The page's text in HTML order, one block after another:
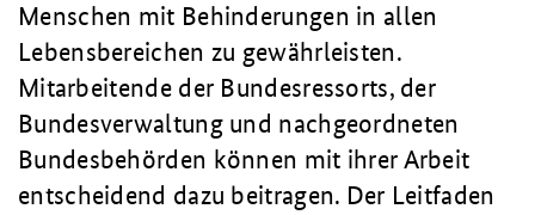
Menschen mit Behinderungen in allen
Lebensbereichen zu gewährleisten.
Mitarbeitende der Bundesressorts, der
Bundesverwaltung und nachgeordneten
Bundesbehörden können mit ihrer Arbeit
entscheidend dazu beitragen. Der Leitfaden